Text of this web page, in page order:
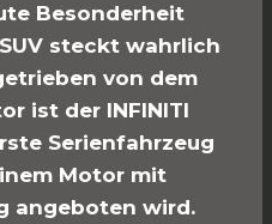
Besonderheit
steckt wahrlich
von dem
ist der INFINITI
Serienfahrzeug
Motor mit
angeboten wird.